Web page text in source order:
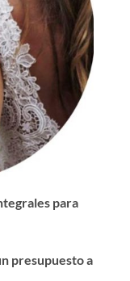
para
presupuesto a